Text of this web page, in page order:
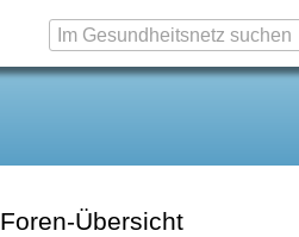
Foren-Übersicht